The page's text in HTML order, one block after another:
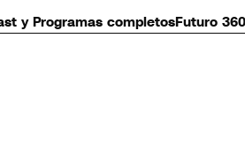
y Programas completosFuturo 360